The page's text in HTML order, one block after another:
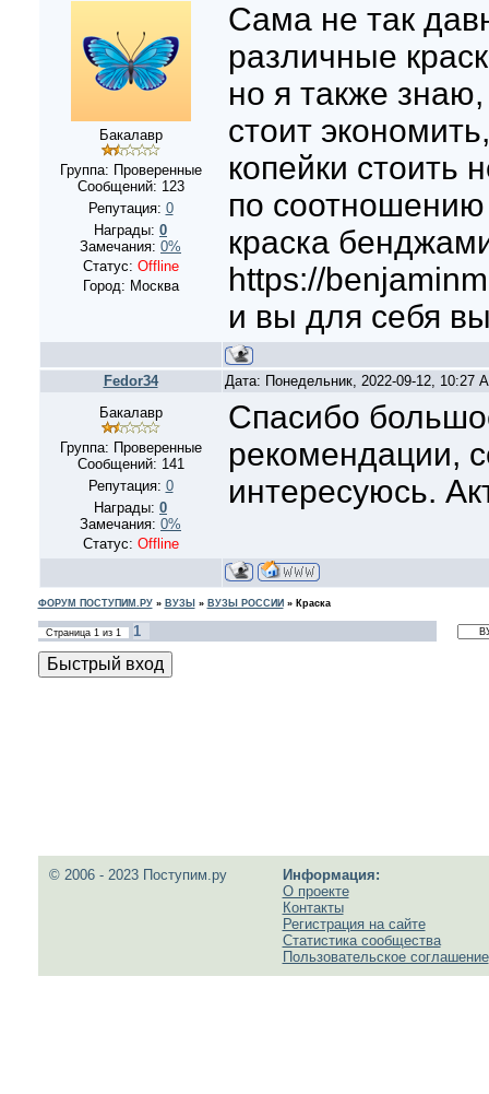
Бакалавр
Группа: Проверенные
Сообщений: 123
Репутация: 0
Награды: 0
Замечания: 0%
Статус: Offline
Город: Москва
Сама не так
различные
но я также
стоит
копейки стоить
по
краска
https://
и вы для себя
Fedor34
Дата: Понедельник, 2022-09-12, 10:27
Бакалавр
Группа: Проверенные
Сообщений: 141
Репутация: 0
Награды: 0
Замечания: 0%
Статус: Offline
Спасибо
рекомендации,
интересуюсь.
ФОРУМ ПОСТУПИМ.РУ» ВУЗЫ » ВУЗЫ РОССИИ » Краска
Страница 1из 1 1
© 2006 - 2023 Поступим.ру
Информация:
О проекте
Контакты
Регистрация на сайте
Статистика сообщества
Пользовательское соглашение